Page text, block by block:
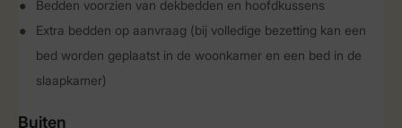
Bedden voorzien van dekbedden en hoofdkussens
Extra bedden op aanvraag (bij volledige bezetting kan een
bed worden geplaatst in de woonkamer en een bed in de
slaapkamer)
Buiten